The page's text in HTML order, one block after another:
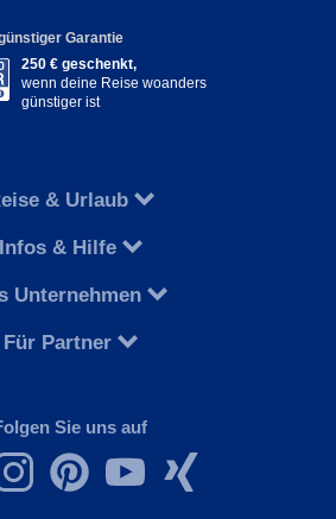
Garantie
250 € geschenkt,
wenn deine Reise woanders
günstiger ist
& Urlaub
Infos & Hilfe
Unternehmen
Für Partner
Sie uns auf